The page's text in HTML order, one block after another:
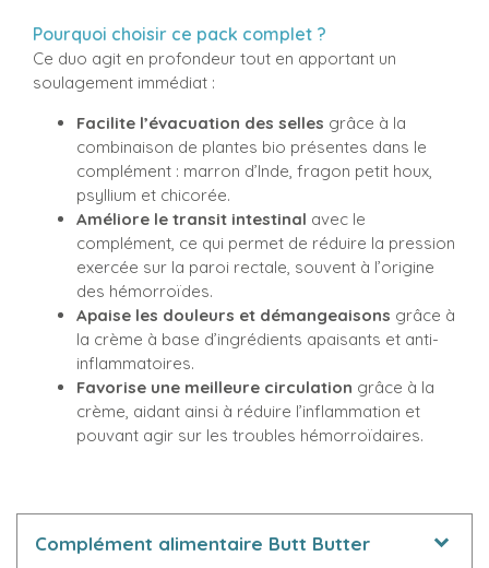
Pourquoi choisir ce pack complet ?
Ce duo agit en profondeur tout en apportant un
soulagement immédiat :
Facilite l’évacuation des selles grâce à la
combinaison de plantes bio présentes dans le
complément : marron d’Inde, fragon petit houx,
psyllium et chicorée.
Améliore le transit intestinal avec le
complément, ce qui permet de réduire la pression
exercée sur la paroi rectale, souvent à l’origine
des hémorroïdes.
Apaise les douleurs et démangeaisons grâce à
la crème à base d’ingrédients apaisants et anti-
inflammatoires.
Favorise une meilleure circulation grâce à la
crème, aidant ainsi à réduire l’inflammation et
pouvant agir sur les troubles hémorroïdaires.
Complément alimentaire Butt Butter